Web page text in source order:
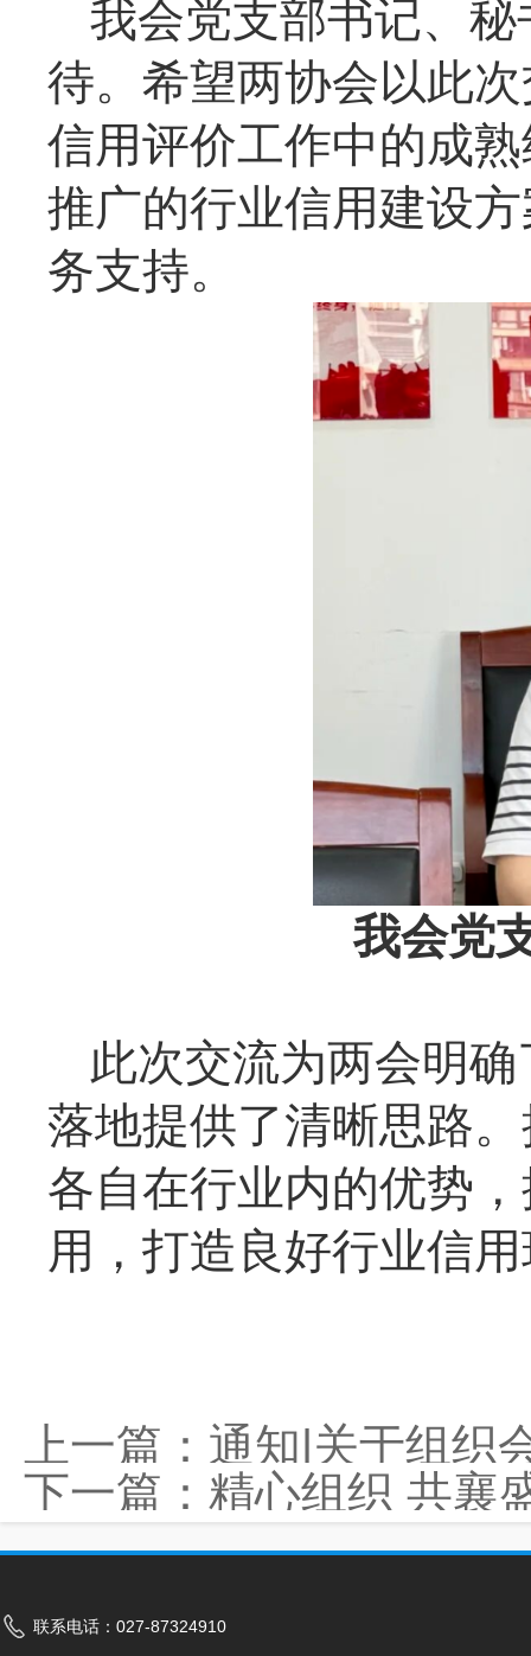
我会党支部书记、
待。希望两协会以此
信用评价工作中的成
推广的行业信用建设
务支持。
我会党
此次交流为两会明
落地提供了清晰思路
各自在行业内的优势
用，打造良好行业信
上一篇： 通知|关于组织会员参
下一篇： 精心组织 共襄盛会︱
联系电话：027-87324910